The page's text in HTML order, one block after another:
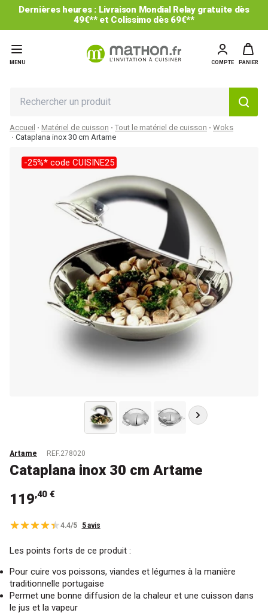
Dernières heures : Livraison Mondial Relay gratuite dès
49€** et Colissimo dès 69€**
MENU COMPTE PANIER
Accueil Matériel de cuisson Tout le matériel de cuisson
Woks
Cataplana inox 30 cm Artame
-25%* code CUISINE25
Artame REF.278020
Cataplana inox 30 cm Artame
119,40 €
4.4/5 5 avis
Les points forts de ce produit :
Pour cuire vos poissons, viandes et légumes à la manière
traditionnelle portugaise
Permet une bonne diffusion de la chaleur et une cuisson dans
le jus et la vapeur